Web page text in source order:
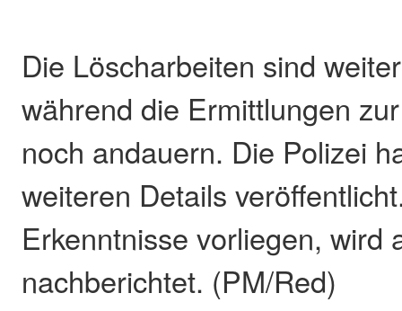
Die Löscharbeiten sind
während die Ermittlungen
noch andauern. Die Polizei
weiteren Details
Erkenntnisse vorliegen, wird
nachberichtet. (PM/Red)